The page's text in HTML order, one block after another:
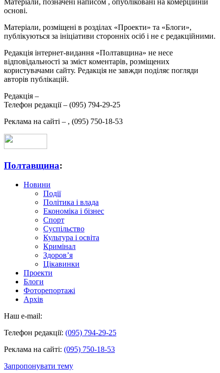
Матеріали, позначені написом , опубліковані на комерційній
основі.
Матеріали, розміщені в розділах «Проекти» та «Блоги»,
публікуються за ініціативи сторонніх осіб і не є редакційними.
Редакція інтернет-видання «Полтавщина» не несе
відповідальності за зміст коментарів, розміщених
користувачами сайту. Редакція не завжди поділяє погляди
авторів публікацій.
Редакція –
Телефон редакції – (095) 794-29-25
Реклама на сайті – , (095) 750-18-53
Полтавщина:
Новини
Події
Політика і влада
Економіка і бізнес
Спорт
Суспільство
Культура і освіта
Кримінал
Здоров’я
Цікавинки
Проекти
Блоги
Фоторепортажі
Архів
Наш e-mail:
Телефон редакції: (095) 794-29-25
Реклама на сайті: (095) 750-18-53
Запропонувати тему